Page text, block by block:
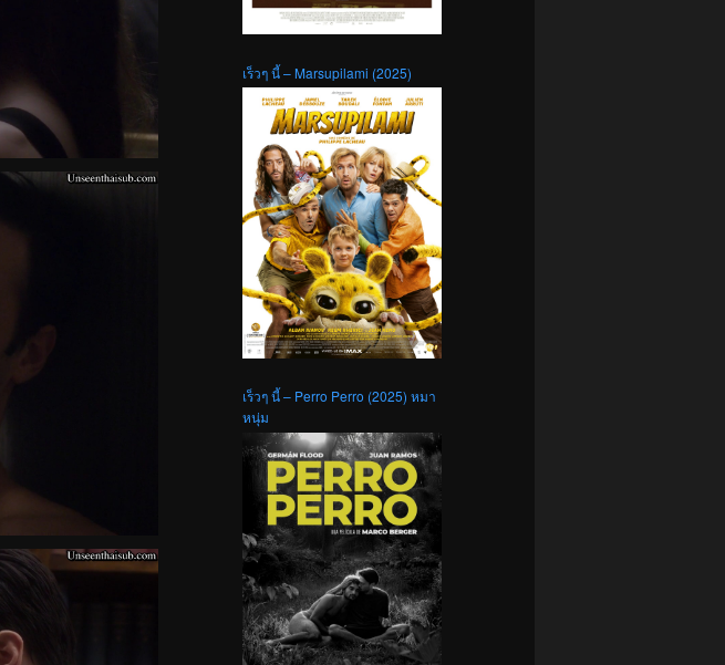
เร็วๆ นี้ – Marsupilami (2025)
เร็วๆ นี้ – Perro Perro (2025) หมา
หนุ่ม